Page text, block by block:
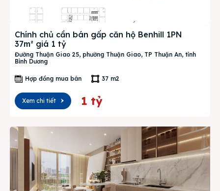
Chính chủ cần bán gấp căn hộ Benhill 1PN
37m² giá 1 tỷ
Đường Thuận Giao 25, phường Thuận Giao, TP Thuận An, tỉnh
Bình Dương
Hợp đồng mua bán 37 m2
Xem chi tiết 1 tỷ